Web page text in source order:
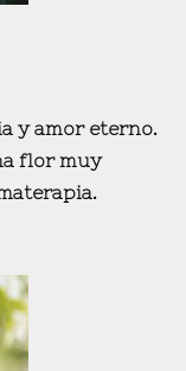
y amor eterno.
flor muy